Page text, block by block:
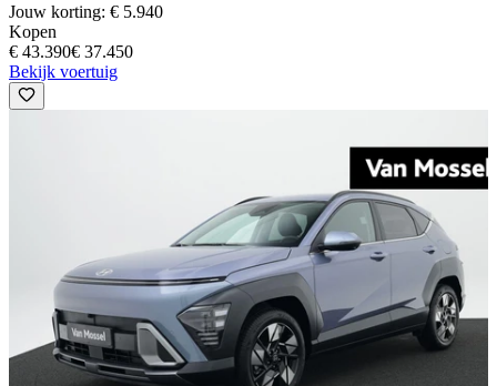
Jouw korting: € 5.940
Kopen
€ 43.390€ 37.450
Bekijk voertuig